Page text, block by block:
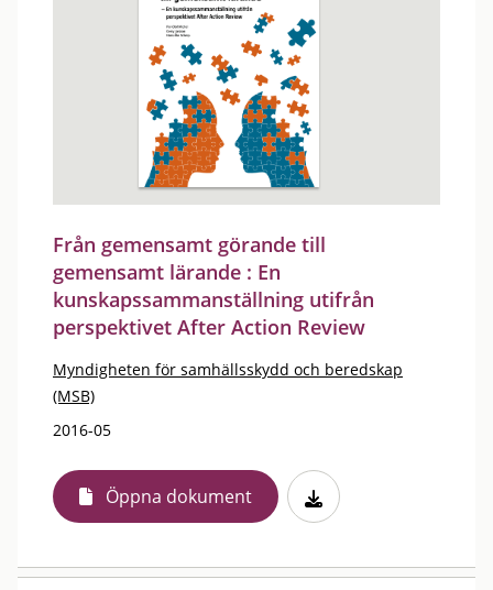
Från gemensamt görande till
gemensamt lärande : En
kunskapssammanställning utifrån
perspektivet After Action Review
Myndigheten för samhällsskydd och beredskap
(MSB)
2016-05
Öppna dokument